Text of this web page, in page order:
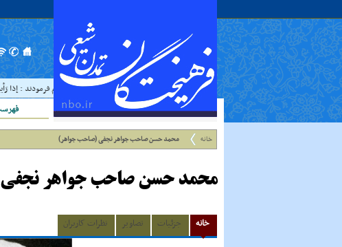
حدیث: امام علي عليه السلام فرمودند : إذا رَأيتَ
خانه محمد حسن صاحب جواهر نجفی (صاحب جواهر)
محمد حسن صاحب جواهر
خانه جزئیات تصاویر نظرات کاربران